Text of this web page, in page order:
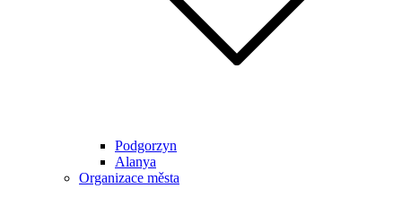
Podgorzyn
Alanya
Organizace města